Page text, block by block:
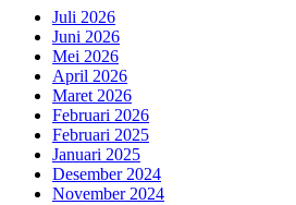
Juli 2026
Juni 2026
Mei 2026
April 2026
Maret 2026
Februari 2026
Februari 2025
Januari 2025
Desember 2024
November 2024